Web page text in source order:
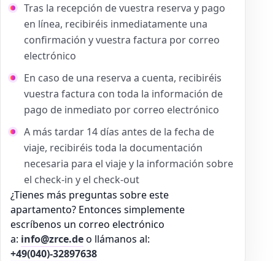
Tras la recepción de vuestra reserva y pago
en línea, recibiréis inmediatamente una
confirmación y vuestra factura por correo
electrónico
En caso de una reserva a cuenta, recibiréis
vuestra factura con toda la información de
pago de inmediato por correo electrónico
A más tardar 14 días antes de la fecha de
viaje, recibiréis toda la documentación
necesaria para el viaje y la información sobre
el check-in y el check-out
¿Tienes más preguntas sobre este
apartamento? Entonces simplemente
escríbenos un correo electrónico
a: info@zrce.deo llámanos al:
+49(040)-32897638